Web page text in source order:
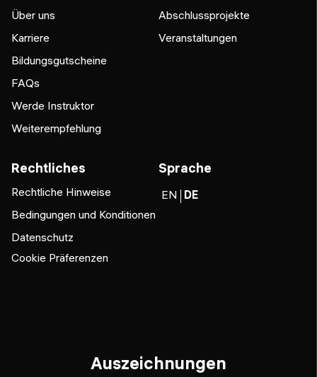
Über uns
Karriere
Bildungsgutscheine
FAQs
Werde Instruktor
Weiterempfehlung
Abschlussprojekte
Veranstaltungen
Rechtliches
Rechtliche Hinweise
Bedingungen und Konditionen
Datenschutz
Cookie Präferenzen
Sprache
EN DE
Auszeichnungen